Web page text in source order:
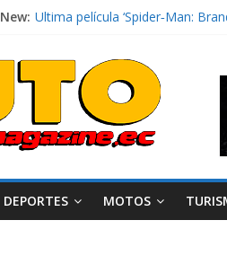
New: El costo de tener un vehículo
¿Qué puede pasar con tu
La Vuelta al Ecuador 2026,
La FEDAK recibe 12 Sinotruk
DEPORTES MOTOS